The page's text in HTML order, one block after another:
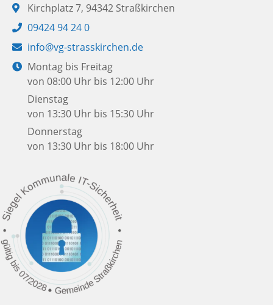
Adresse:
Kirchplatz 7, 94342 Straßkirchen
Telefon:
09424 94 24 0
E-
Mail:
info@vg-strasskirchen.de
Öffnungszeiten:
Montag bis Freitag
von 08:00 Uhr bis 12:00 Uhr
Dienstag
von 13:30 Uhr bis 15:30 Uhr
Donnerstag
von 13:30 Uhr bis 18:00 Uhr